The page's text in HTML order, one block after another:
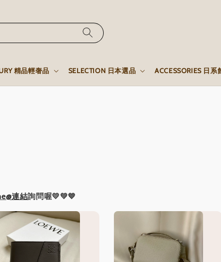
精品輕奢品 SELECTION 日本選品 ACCESSORIES 日系
連結詢問喔💛💚💙